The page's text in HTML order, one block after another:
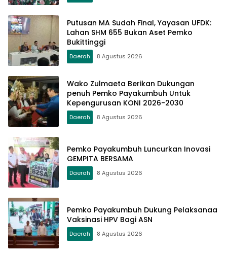
Putusan MA Sudah Final, Yayasan UFDK:
Lahan SHM 655 Bukan Aset Pemko
Bukittinggi
Daerah 8 Agustus 2026
Wako Zulmaeta Berikan Dukungan
penuh Pemko Payakumbuh Untuk
Kepengurusan KONI 2026-2030
Daerah 8 Agustus 2026
Pemko Payakumbuh Luncurkan Inovasi
GEMPITA BERSAMA
Daerah 8 Agustus 2026
Pemko Payakumbuh Dukung Pelaksanaa
Vaksinasi HPV Bagi ASN
Daerah 8 Agustus 2026